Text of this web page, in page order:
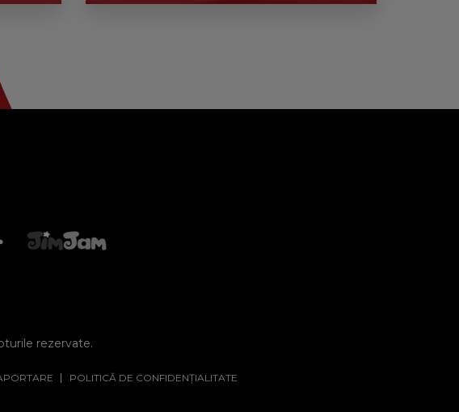
rezervate.
POLITICĂ DE CONFIDENȚIALITATE